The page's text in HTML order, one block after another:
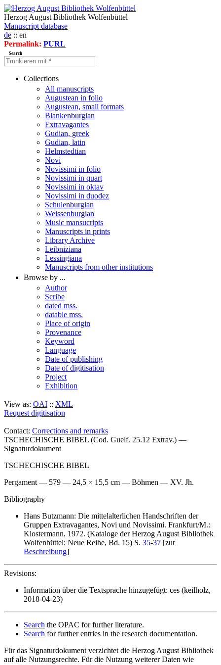
Herzog August Bibliothek Wolfenbüttel
Manuscript database
de :: en
Permalink: PURL
Search
Collections
All manuscripts
Augustean in folio
Augustean, small formats
Blankenburgian
Extravagantes
Gudian, greek
Gudian, latin
Helmstedtian
Novi
Novissimi in folio
Novissimi in quart
Novissimi in oktav
Novissimi in duodez
Schulenburgian
Weissenburgian
Music mansucripts
Manuscripts in prints
Library Archive
Leibniziana
Lessingiana
Manuscripts from other institutions
Browse by ...
Author
Scribe
dated mss.
datable mss.
Place of origin
Provenance
Keyword
Language
Date of publishing
Date of digitisation
Project
Exhibition
View as: OAI :: XML
Request digitisation
Contact: Corrections and remarks
TSCHECHISCHE BIBEL (Cod. Guelf. 25.12 Extrav.) —
Signaturdokument
TSCHECHISCHE BIBEL
Pergament — 579 — 24,5 × 15,5 cm — Böhmen — XV. Jh.
Bibliography
Hans Butzmann: Die mittelalterlichen Handschriften der
Gruppen Extravagantes, Novi und Novissimi. Frankfurt/M.:
Klostermann, 1972. (Kataloge der Herzog August Bibliothek
Wolfenbüttel: Neue Reihe, Bd. 15) S. 35-37 [zur
Beschreibung]
Revisions:
Information über die Textsprache hinzugefügt: ces (keilholz,
2018-04-23)
Search the OPAC for further literature.
Search for further entries in the research documentation.
Für das Signaturdokument verzichtet die Herzog August Bibliothek
auf alle Nutzungsrechte. Für die Nutzung weiterer Daten wie